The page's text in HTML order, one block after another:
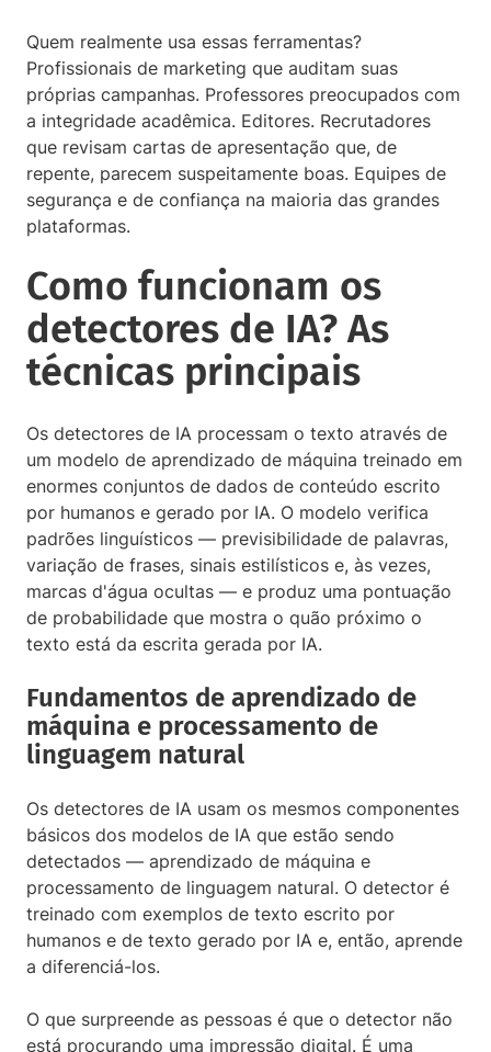
Quem realmente usa essas ferramentas?
Profissionais de marketing que auditam suas
próprias campanhas. Professores preocupados com
a integridade acadêmica. Editores. Recrutadores
que revisam cartas de apresentação que, de
repente, parecem suspeitamente boas. Equipes de
segurança e de confiança na maioria das grandes
plataformas.
Como funcionam os
detectores de IA? As
técnicas principais
Os detectores de IA processam o texto através de
um modelo de aprendizado de máquina treinado em
enormes conjuntos de dados de conteúdo escrito
por humanos e gerado por IA. O modelo verifica
padrões linguísticos — previsibilidade de palavras,
variação de frases, sinais estilísticos e, às vezes,
marcas d'água ocultas — e produz uma pontuação
de probabilidade que mostra o quão próximo o
texto está da escrita gerada por IA.
Fundamentos de aprendizado de
máquina e processamento de
linguagem natural
Os detectores de IA usam os mesmos componentes
básicos dos modelos de IA que estão sendo
detectados — aprendizado de máquina e
processamento de linguagem natural. O detector é
treinado com exemplos de texto escrito por
humanos e de texto gerado por IA e, então, aprende
a diferenciá-los.
O que surpreende as pessoas é que o detector não
está procurando uma impressão digital. É uma